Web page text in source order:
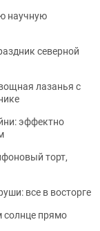
научную
северной
лазанья с
эффектно
торт,
все в восторге
прямо